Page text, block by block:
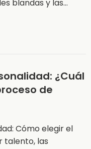
blandas y las…
¿Cuál
de
Cómo elegir el
talento, las